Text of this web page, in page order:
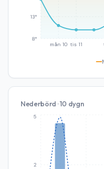
mån 10 tis 11
8°
13°
Nederbörd · 10 dygn
2
5